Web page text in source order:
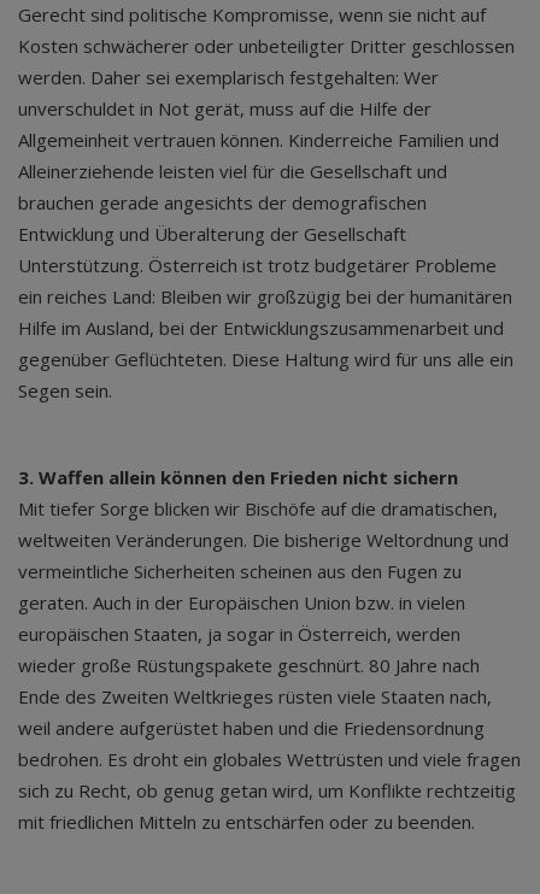
Gerecht sind politische Kompromisse, wenn sie nicht auf
Kosten schwächerer oder unbeteiligter Dritter geschlossen
werden. Daher sei exemplarisch festgehalten: Wer
unverschuldet in Not gerät, muss auf die Hilfe der
Allgemeinheit vertrauen können. Kinderreiche Familien und
Alleinerziehende leisten viel für die Gesellschaft und
brauchen gerade angesichts der demografischen
Entwicklung und Überalterung der Gesellschaft
Unterstützung. Österreich ist trotz budgetärer Probleme
ein reiches Land: Bleiben wir großzügig bei der humanitären
Hilfe im Ausland, bei der Entwicklungszusammenarbeit und
gegenüber Geflüchteten. Diese Haltung wird für uns alle ein
Segen sein.
3. Waffen allein können den Frieden nicht sichern
Mit tiefer Sorge blicken wir Bischöfe auf die dramatischen,
weltweiten Veränderungen. Die bisherige Weltordnung und
vermeintliche Sicherheiten scheinen aus den Fugen zu
geraten. Auch in der Europäischen Union bzw. in vielen
europäischen Staaten, ja sogar in Österreich, werden
wieder große Rüstungspakete geschnürt. 80 Jahre nach
Ende des Zweiten Weltkrieges rüsten viele Staaten nach,
weil andere aufgerüstet haben und die Friedensordnung
bedrohen. Es droht ein globales Wettrüsten und viele fragen
sich zu Recht, ob genug getan wird, um Konflikte rechtzeitig
mit friedlichen Mitteln zu entschärfen oder zu beenden.